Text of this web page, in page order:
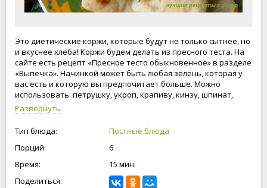
Это диетические коржи, которые будут не только сытнее, но
и вкуснее хлеба! Коржи будем делать из пресного теста. На
сайте есть рецепт «Пресное тесто обыкновенное» в разделе
«Выпечка». Начинкой может быть любая зелень, которая у
вас есть и которую вы предпочитает больше. Можно
использовать: петрушку, укроп, крапиву, кинзу, шпинат,
щавель, любисток, мяту, базилик и т.д.
Развернуть
Тип блюда:
Постные блюда
Порций:
6
Время:
15 мин.
Поделиться: